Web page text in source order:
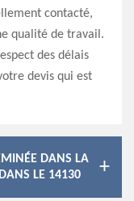
contacté,
qualité de travail.
des délais
devis qui est
DANS LA
LE 14130